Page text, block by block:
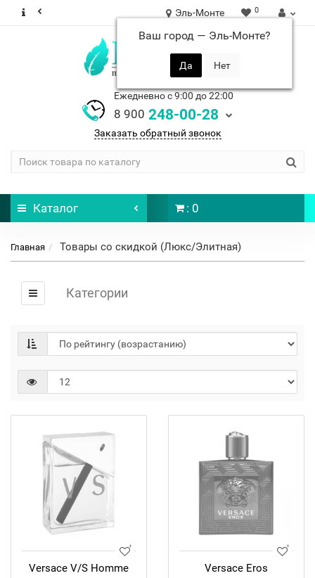
Эль-Монте
Ваш город — Эль-Монте?
0
Ежедневно с 9:00 до 22:00
8 900 248-00-28
Заказать обратный звонок
Каталог : 0
Главная Товары со скидкой (Люкс/Элитная)
Категории
Versace V/S Homme Versace Eros